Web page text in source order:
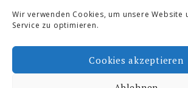
Wir verwenden Cookies, um unsere Website
Service zu optimieren.
Cookies akzeptieren
April 2009
März 2009
Februar 2009